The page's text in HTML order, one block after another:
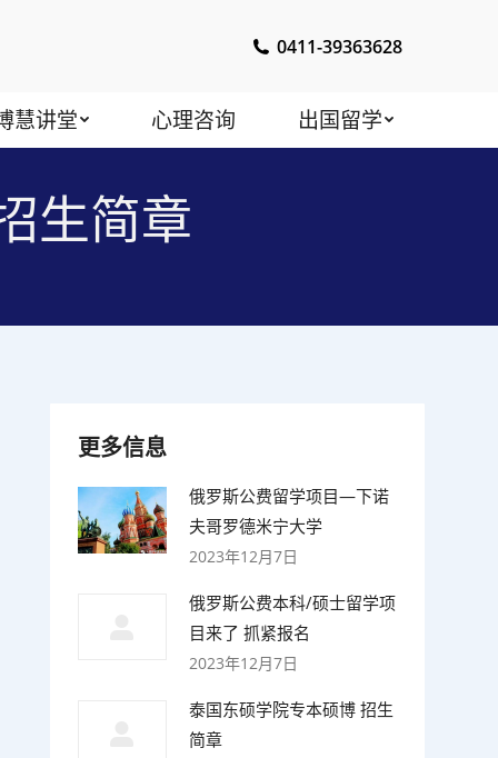
0411-39363628
慧讲堂 心理咨询 出国留学
生简章
更多信息
俄罗斯公费留学项目—下诺
夫哥罗德米宁大学
2023年12月7日
俄罗斯公费本科/硕士留学项
目来了 抓紧报名
2023年12月7日
泰国东硕学院专本硕博 招生
简章